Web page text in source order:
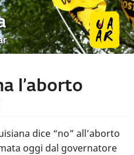
l’aborto
dice “no” all’aborto
oggi dal governatore